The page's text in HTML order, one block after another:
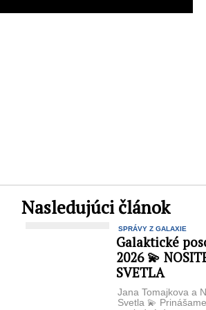
Nasledujúci článok
SPRÁVY Z GALAXIE
Galaktické
2026 💫
SVETLA
Jana Tomajkova a
Svetla 💫